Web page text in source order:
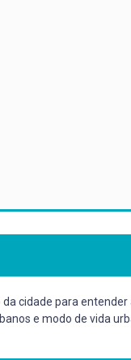
cidade para entender
e modo de vida